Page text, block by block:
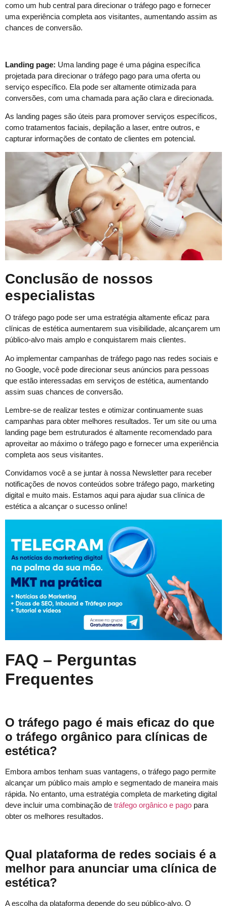
como um hub central para direcionar o tráfego pago e fornecer
uma experiência completa aos visitantes, aumentando assim as
chances de conversão.
Landing page: Uma landing page é uma página específica
projetada para direcionar o tráfego pago para uma oferta ou
serviço específico. Ela pode ser altamente otimizada para
conversões, com uma chamada para ação clara e direcionada.
As landing pages são úteis para promover serviços específicos,
como tratamentos faciais, depilação a laser, entre outros, e
capturar informações de contato de clientes em potencial.
Conclusão de nossos
especialistas
O tráfego pago pode ser uma estratégia altamente eficaz para
clínicas de estética aumentarem sua visibilidade, alcançarem um
público-alvo mais amplo e conquistarem mais clientes.
Ao implementar campanhas de tráfego pago nas redes sociais e
no Google, você pode direcionar seus anúncios para pessoas
que estão interessadas em serviços de estética, aumentando
assim suas chances de conversão.
Lembre-se de realizar testes e otimizar continuamente suas
campanhas para obter melhores resultados. Ter um site ou uma
landing page bem estruturados é altamente recomendado para
aproveitar ao máximo o tráfego pago e fornecer uma experiência
completa aos seus visitantes.
Convidamos você a se juntar à nossa Newsletter para receber
notificações de novos conteúdos sobre tráfego pago, marketing
digital e muito mais. Estamos aqui para ajudar sua clínica de
estética a alcançar o sucesso online!
FAQ – Perguntas
Frequentes
O tráfego pago é mais eficaz do que
o tráfego orgânico para clínicas de
estética?
Embora ambos tenham suas vantagens, o tráfego pago permite
alcançar um público mais amplo e segmentado de maneira mais
rápida. No entanto, uma estratégia completa de marketing digital
deve incluir uma combinação de tráfego orgânico e pago para
obter os melhores resultados.
Qual plataforma de redes sociais é a
melhor para anunciar uma clínica de
estética?
A escolha da plataforma depende do seu público-alvo. O